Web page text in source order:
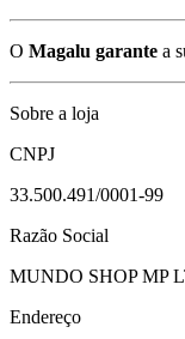
O Magalu garante a
Sobre a loja
CNPJ
33.500.491/0001-99
Razão Social
MUNDO SHOP MP
Endereço